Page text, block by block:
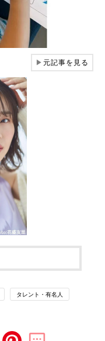
▶元記事を見る
タレント・有名人